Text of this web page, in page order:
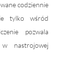
codziennie
tylko wśród
pozwala
w nastrojowej